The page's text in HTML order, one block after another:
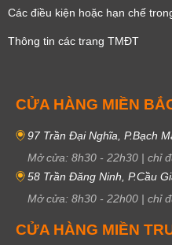
Các điều kiện hoặc hạn chế
Thông tin các trang TMĐT
CỬA HÀNG MIỀN
97 Trần Đại Nghĩa, P.Bạch
Mở cửa: 8h30 - 22h30 | chỉ
58 Trần Đăng Ninh, P.Cầu
Mở cửa: 8h30 - 22h00 | chỉ
CỬA HÀNG MIỀN